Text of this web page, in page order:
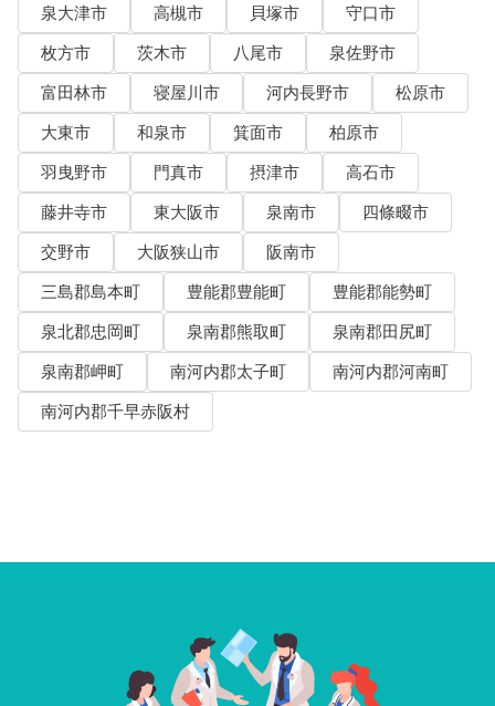
泉大津市
高槻市 貝塚市
守口市
枚方市
茨木市 八尾市
泉佐野市
富田林市
寝屋川市 河内長野市
松原市
大東市
和泉市 箕面市
柏原市
羽曳野市
門真市 摂津市
高石市
藤井寺市
東大阪市 泉南市
四條畷市
交野市
大阪狭山市
阪南市
三島郡島本町
豊能郡豊能町
豊能郡能勢町
泉北郡忠岡町
泉南郡熊取町
泉南郡田尻町
泉南郡岬町
南河内郡太子町
南河内郡河南町
南河内郡千早赤阪村